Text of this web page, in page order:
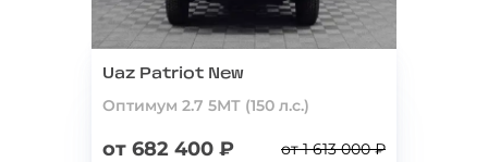
Uaz Patriot New
Оптимум 2.7 5МТ (150 л.с.)
от 682 400 ₽ от 1 613 000 ₽